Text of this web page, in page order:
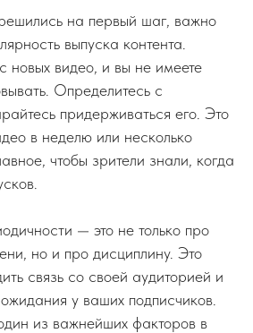
на первый шаг, важно
выпуска контента.
новых видео, и вы не имеете
Определитесь с
придерживаться его. Это
в неделю или несколько
чтобы зрители знали, когда
— это не только про
но и про дисциплину. Это
связь со своей аудиторией и
у ваших подписчиков.
из важнейших факторов в